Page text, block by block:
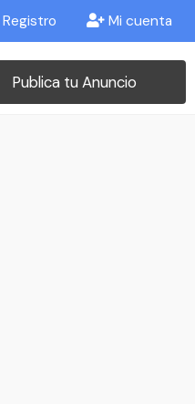
Registro Mi cuenta
Publica tu Anuncio